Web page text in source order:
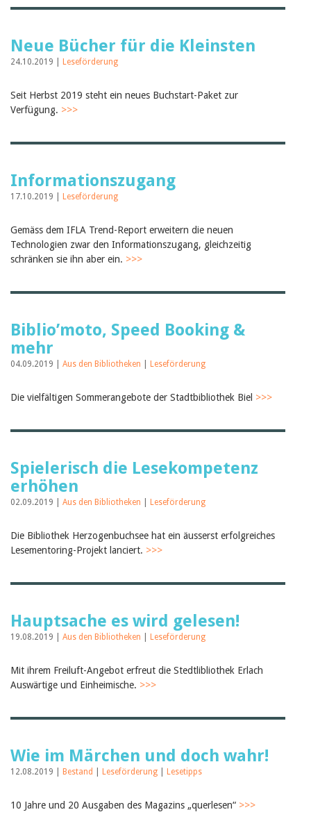
2013
2012
Neue Bücher für die Kleinsten
24.10.2019 | Leseförderung
Seit Herbst 2019 steht ein neues Buchstart-Paket zur
Verfügung. >>>
Informationszugang
17.10.2019 | Leseförderung
Gemäss dem IFLA Trend-Report erweitern die neuen
Technologien zwar den Informationszugang, gleichzeitig
schränken sie ihn aber ein. >>>
Biblio’moto, Speed Booking &
mehr
04.09.2019 | Aus den Bibliotheken Leseförderung
Die vielfältigen Sommerangebote der Stadtbibliothek Biel >>>
Spielerisch die Lesekompetenz
erhöhen
02.09.2019 | Aus den Bibliotheken Leseförderung
Die Bibliothek Herzogenbuchsee hat ein äusserst erfolgreiches
Lesementoring-Projekt lanciert. >>>
Hauptsache es wird gelesen!
19.08.2019 | Aus den Bibliotheken Leseförderung
Mit ihrem Freiluft-Angebot erfreut die Stedtlibliothek Erlach
Auswärtige und Einheimische. >>>
Wie im Märchen und doch wahr!
12.08.2019 | Bestand Leseförderung Lesetipps
10 Jahre und 20 Ausgaben des Magazins „querlesen“ >>>